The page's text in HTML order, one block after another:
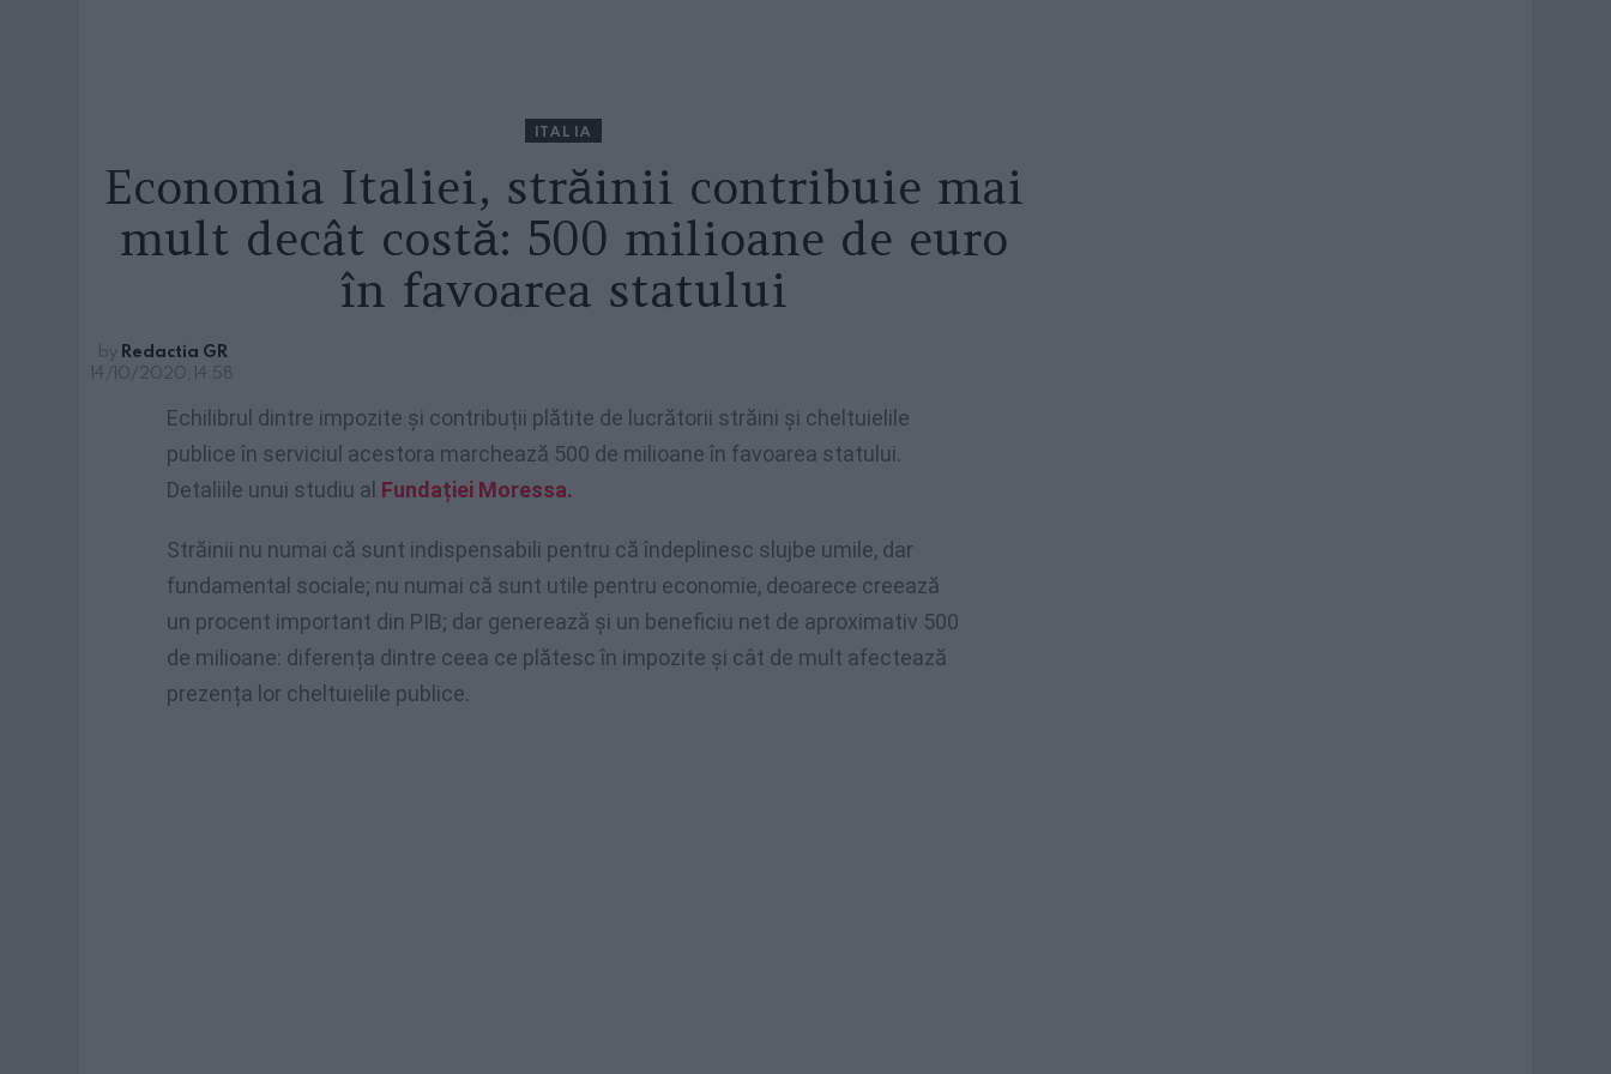
ITALIA
Economia Italiei, străinii contribuie mai
mult decât costă: 500 milioane de euro
în favoarea statului
by Redactia GR
14/10/2020, 14:58
Echilibrul dintre impozite și contribuții plătite de lucrătorii străini și cheltuielile
publice în serviciul acestora marchează 500 de milioane în favoarea statului.
Detaliile unui studiu al Fundației Moressa.
Străinii nu numai că sunt indispensabili pentru că îndeplinesc slujbe umile, dar
fundamental sociale; nu numai că sunt utile pentru economie, deoarece creează
un procent important din PIB; dar generează și un beneficiu net de aproximativ 500
de milioane: diferența dintre ceea ce plătesc în impozite și cât de mult afectează
prezența lor cheltuielile publice.